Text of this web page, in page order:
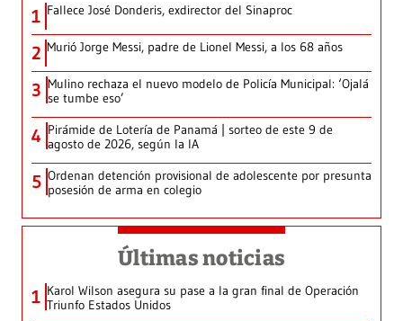
1 Fallece José Donderis, exdirector del Sinaproc
2 Murió Jorge Messi, padre de Lionel Messi, a los 68 años
3 Mulino rechaza el nuevo modelo de Policía Municipal: ‘Ojalá
se tumbe eso’
4 Pirámide de Lotería de Panamá | sorteo de este 9 de
agosto de 2026, según la IA
5 Ordenan detención provisional de adolescente por presunta
posesión de arma en colegio
Últimas noticias
1 Karol Wilson asegura su pase a la gran final de Operación
Triunfo Estados Unidos